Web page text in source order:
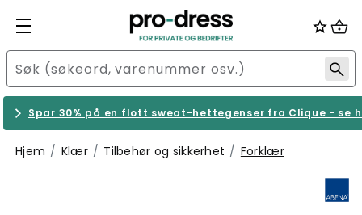
Spar 30% på en flott sweat-hettegenser fra Clique - se
Hjem Klær Tilbehør og sikkerhet Forklær